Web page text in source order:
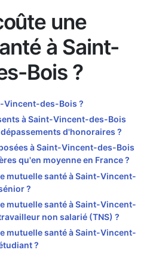
une
à Saint-
Bois ?
Vincent-des-Bois ?
à Saint-Vincent-des-Bois
d'honoraires ?
à Saint-Vincent-des-Bois
qu'en moyenne en France ?
mutuelle santé à Saint-Vincent-
?
mutuelle santé à Saint-Vincent-
non salarié (TNS) ?
mutuelle santé à Saint-Vincent-
?